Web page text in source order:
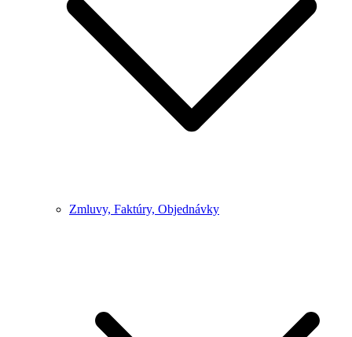
Zmluvy, Faktúry, Objednávky